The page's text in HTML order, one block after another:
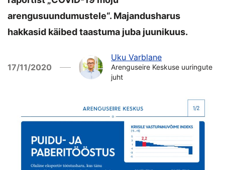
arengusuundumustele“. Majandusharus
hakkasid käibed taastuma juba juunikuus.
17/11/2020
Uku Varblane
Arenguseire Keskuse uuringute
juht